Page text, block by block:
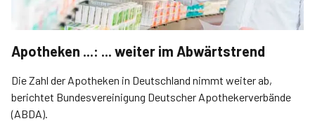
Apotheken ...: ... weiter im Abwärtstrend
Die Zahl der Apotheken in Deutschland nimmt weiter ab,
berichtet Bundesvereinigung Deutscher Apothekerverbände
(ABDA).